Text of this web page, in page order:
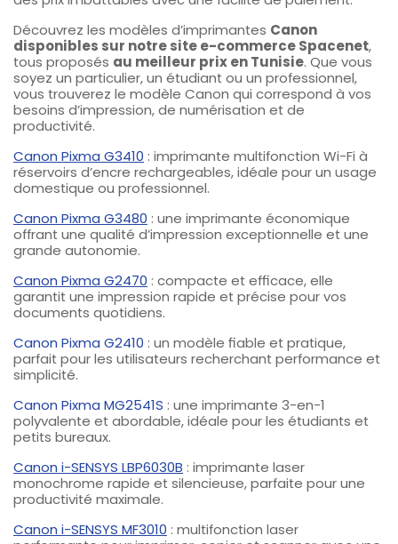
Découvrez les modèles d’imprimantes Canon
disponibles sur notre site e-commerce Spacenet,
tous proposés au meilleur prix en Tunisie. Que vous
soyez un particulier, un étudiant ou un professionnel,
vous trouverez le modèle Canon qui correspond à vos
besoins d’impression, de numérisation et de
productivité.
Canon Pixma G3410 : imprimante multifonction Wi-Fi à
réservoirs d’encre rechargeables, idéale pour un usage
domestique ou professionnel.
Canon Pixma G3480 : une imprimante économique
offrant une qualité d’impression exceptionnelle et une
grande autonomie.
Canon Pixma G2470 : compacte et efficace, elle
garantit une impression rapide et précise pour vos
documents quotidiens.
Canon Pixma G2410 : un modèle fiable et pratique,
parfait pour les utilisateurs recherchant performance et
simplicité.
Canon Pixma MG2541S : une imprimante 3-en-1
polyvalente et abordable, idéale pour les étudiants et
petits bureaux.
Canon i-SENSYS LBP6030B : imprimante laser
monochrome rapide et silencieuse, parfaite pour une
productivité maximale.
Canon i-SENSYS MF3010 : multifonction laser